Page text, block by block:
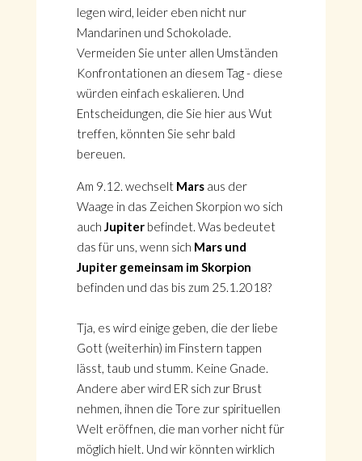
legen wird, leider eben nicht nur
Mandarinen und Schokolade.
Vermeiden Sie unter allen Umständen
Konfrontationen an diesem Tag - diese
würden einfach eskalieren. Und
Entscheidungen, die Sie hier aus Wut
treffen, könnten Sie sehr bald
bereuen.
Am 9.12. wechselt Marsaus der
Waage in das Zeichen Skorpion wo sich
auch Jupiterbefindet. Was bedeutet
das für uns, wenn sich Mars und
Jupiter gemeinsam im Skorpion
befinden und das bis zum 25.1.2018?
Tja, es wird einige geben, die der liebe
Gott (weiterhin) im Finstern tappen
lässt, taub und stumm. Keine Gnade.
Andere aber wird ER sich zur Brust
nehmen, ihnen die Tore zur spirituellen
Welt eröffnen, die man vorher nicht für
möglich hielt. Und wir könnten wirklich